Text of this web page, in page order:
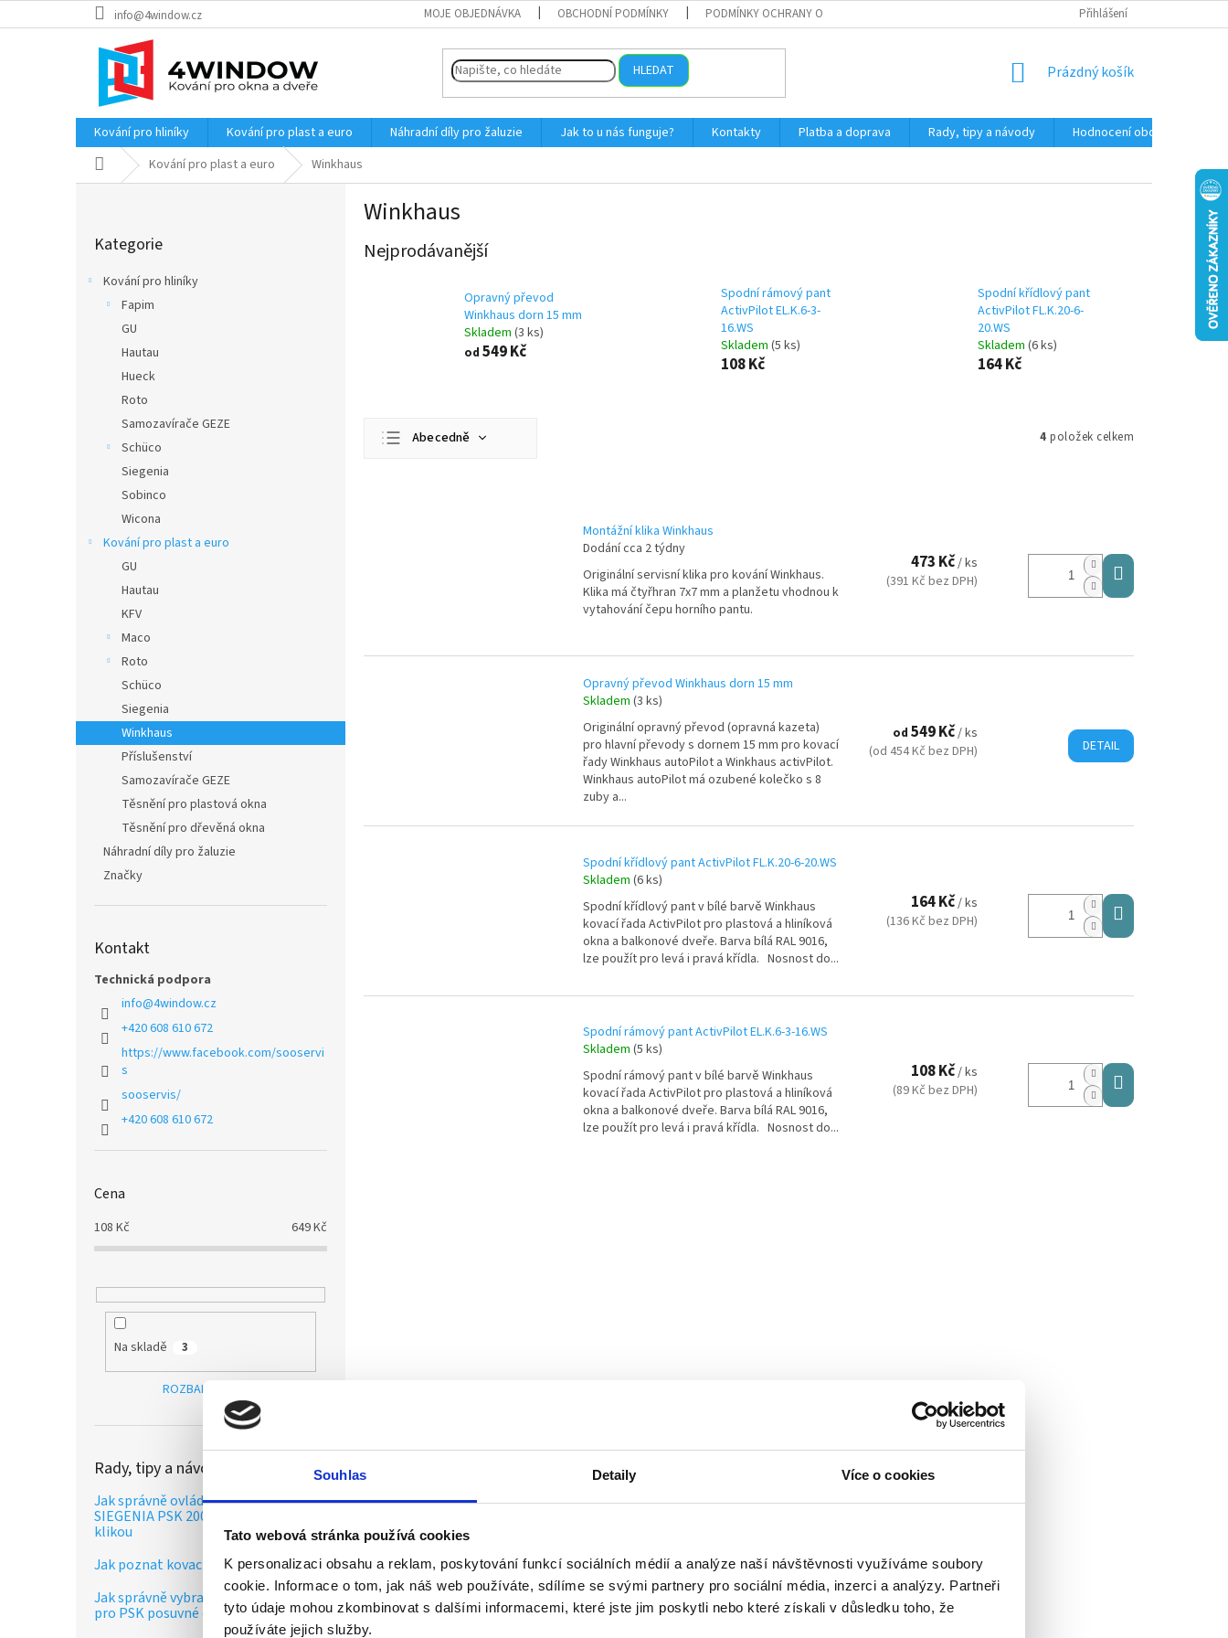
Souhlas Detaily Více o cookies
Tato webová stránka používá cookies
K personalizaci obsahu a reklam, poskytování funkcí sociálních médií a analýze naší návštěvnosti využíváme soubory
cookie. Informace o tom, jak náš web používáte, sdílíme se svými partnery pro sociální média, inzerci a analýzy. Partneři
tyto údaje mohou zkombinovat s dalšími informacemi, které jste jim poskytli nebo které získali v důsledku toho, že
používáte jejich služby.
na
info@4window.cz MOJE OBJEDNÁVKA OBCHODNÍ PODMÍNKY PODMÍNKY OCHRANY OSOBNÍCH ÚDAJŮ Přihlášení
HLEDAT
NÁKUPNÍ
Prázdný košík
Kování pro hliníky Kování pro plast a euro Náhradní díly pro žaluzie Jak to u nás funguje? Kontakty Platba a doprava Rady, tipy a návody Hodnocení obchodu
Domů Kování pro plast a euro Winkhaus
kategorie
Kategorie
Kování pro hliníky
Fapim
GU
Hautau
Hueck
Roto
Samozavírače GEZE
Schüco
Siegenia
Sobinco
Wicona
Kování pro plast a euro
GU
Hautau
KFV
Maco
Roto
Schüco
Siegenia
Winkhaus
Příslušenství
Samozavírače GEZE
Těsnění pro plastová okna
Těsnění pro dřevěná okna
Náhradní díly pro žaluzie
Značky
Kontakt
Technická podpora
info@4window.cz
+420 608 610 672
https://www.facebook.com/sooservi
s
sooservis/
+420 608 610 672
Cena
108 Kč 649Kč
Na skladě 3
ROZBALIT FILTR
Rady, tipy a návody
Jak správně ovládat posuvné dveře
SIEGENIA PSK 200-Z se spřaženou
klikou
Jak poznat kovací řady SIEGENIA?
Jak správně vybrat vozíky a kolejnici
pro PSK posuvné dveře?
Winkhaus
Nejprodávanější
Opravný převod
Winkhaus dorn 15 mm
Skladem (3 ks)
od 549 Kč
Spodní rámový pant
ActivPilot EL.K.6-3-
16.WS
Skladem (5 ks)
108 Kč
Spodní křídlový pant
ActivPilot FL.K.20-6-
20.WS
Skladem (6 ks)
164 Kč
Abecedně
4 položek celkem
d
Montážní klika Winkhaus
Dodání cca 2 týdny
Originální servisní klika pro kování Winkhaus.
Klika má čtyřhran 7x7 mm a planžetu vhodnou k
vytahování čepu horního pantu.
473 Kč/ ks
(391 Kč bez DPH)
Opravný převod Winkhaus dorn 15 mm
Skladem (3 ks)
Originální opravný převod (opravná kazeta)
pro hlavní převody s dornem 15 mm pro kovací
řady Winkhaus autoPilot a Winkhaus activPilot.
Winkhaus autoPilot má ozubené kolečko s 8
zuby a...
od 549 Kč/ ks
(od 454 Kč bez DPH)
DETAIL
Spodní křídlový pant ActivPilot FL.K.20-6-20.WS
Skladem (6 ks)
Spodní křídlový pant v bílé barvě Winkhaus
kovací řada ActivPilot pro plastová a hliníková
okna a balkonové dveře. Barva bílá RAL 9016,
lze použít pro levá i pravá křídla. Nosnost do...
164 Kč/ ks
(136 Kč bez DPH)
Spodní rámový pant ActivPilot EL.K.6-3-16.WS
Skladem (5 ks)
Spodní rámový pant v bílé barvě Winkhaus
kovací řada ActivPilot pro plastová a hliníková
okna a balkonové dveře. Barva bílá RAL 9016,
lze použít pro levá i pravá křídla. Nosnost do...
108 Kč/ ks
(89 Kč bez DPH)